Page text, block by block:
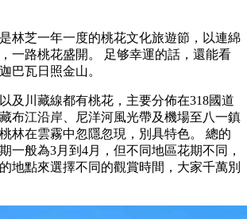
林芝一年一度的桃花文化旅遊節，以連綿
一路桃花盛開。 足够幸運的話，還能看
巴瓦日照金山。
及川藏線都有桃花，主要分佈在318國道
布江沿岸、尼洋河風光帶及機場至八一鎮
林在雲霧中忽隱忽現，別具特色。 總的
一般為3月到4月，但不同地區花期不同，
地點來選擇不同的觀賞時間，大家千萬別